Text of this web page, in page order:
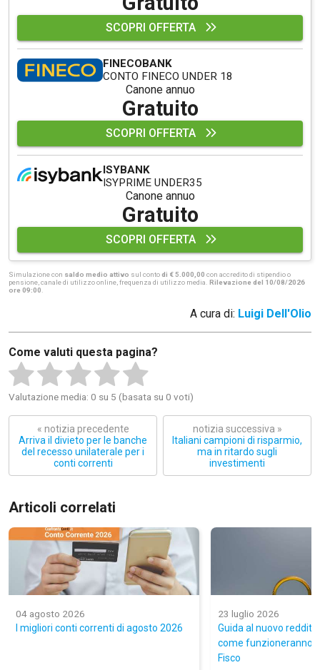
SCOPRI OFFERTA
FINECOBANK
CONTO FINECO UNDER 18
Canone annuo
Gratuito
SCOPRI OFFERTA
ISYBANK
ISYPRIME UNDER35
Canone annuo
Gratuito
SCOPRI OFFERTA
Simulazione con saldo medio attivo sul contodi € 5.000,00 con accredito di stipendio o
pensione, canale di utilizzo online, frequenza di utilizzo media. Rilevazione del 10/08/2026
ore 09:00
A cura di: Luigi Dell'Olio
Come valuti questa pagina?
Valutazione media: 0 su 5 (basata su 0 voti)
« notizia precedente
Arriva il divieto per le banche
del recesso unilaterale per i
conti correnti
notizia successiva »
Italiani campioni di risparmio,
ma in ritardo sugli
investimenti
Articoli correlati
04 agosto 2026
I migliori conti correnti di agosto 2026
23 luglio 2026
Guida al nuovo
come funzioneranno i
Fisco